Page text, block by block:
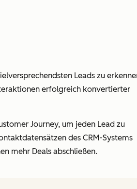
Leads zu
erfolgreich konvertierter
Journey, um jeden Lead zu
des CRM-Systems
mehr Deals abschließen.